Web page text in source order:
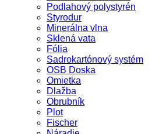
Podlahový polystyrén
Styrodur
Minerálna vlna
Sklená vata
Fólia
Sadrokartónový systém
OSB Doska
Omietka
Dlažba
Obrubník
Plot
Fischer